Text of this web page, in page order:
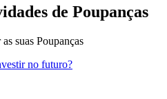
de Poupanças
suas Poupanças
no futuro?